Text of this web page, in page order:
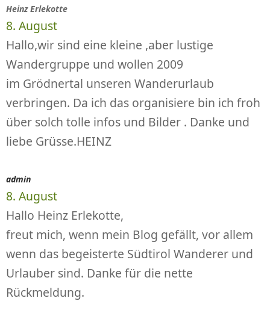
Heinz Erlekotte
8. August
Hallo,wir sind eine kleine ,aber lustige
Wandergruppe und wollen 2009
im Grödnertal unseren Wanderurlaub
verbringen. Da ich das organisiere bin ich froh
über solch tolle infos und Bilder . Danke und
liebe Grüsse.HEINZ
admin
8. August
Hallo Heinz Erlekotte,
freut mich, wenn mein Blog gefällt, vor allem
wenn das begeisterte Südtirol Wanderer und
Urlauber sind. Danke für die nette
Rückmeldung.